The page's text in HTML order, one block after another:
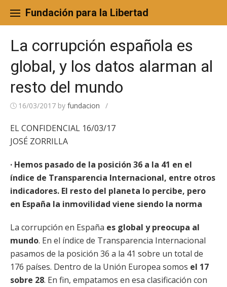
content
Fundación para la Libertad
La corrupción española es
global, y los datos alarman al
resto del mundo
16/03/2017 by fundacion /
EL CONFIDENCIAL 16/03/17
JOSÉ ZORRILLA
· Hemos pasado de la posición 36 a la 41 en el
índice de Transparencia Internacional, entre otros
indicadores. El resto del planeta lo percibe, pero
en España la inmovilidad viene siendo la norma
La corrupción en España es global y preocupa al
mundo. En el índice de Transparencia Internacional
pasamos de la posición 36 a la 41 sobre un total de
176 países. Dentro de la Unión Europea somos el 17
sobre 28. En fin, empatamos en esa clasificación con